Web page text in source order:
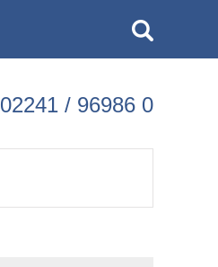
02241 / 96986 0